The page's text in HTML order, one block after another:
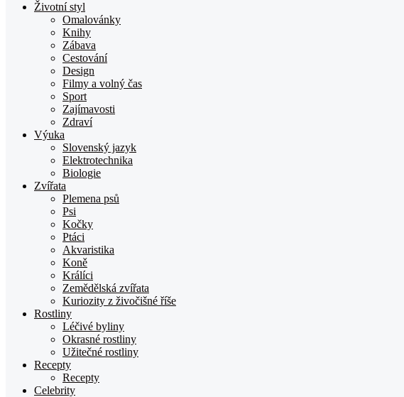
Životní styl
Omalovánky
Knihy
Zábava
Cestování
Design
Filmy a volný čas
Sport
Zajímavosti
Zdraví
Výuka
Slovenský jazyk
Elektrotechnika
Biologie
Zvířata
Plemena psů
Psi
Kočky
Ptáci
Akvaristika
Koně
Králíci
Zemědělská zvířata
Kuriozity z živočišné říše
Rostliny
Léčivé byliny
Okrasné rostliny
Užitečné rostliny
Recepty
Recepty
Celebrity